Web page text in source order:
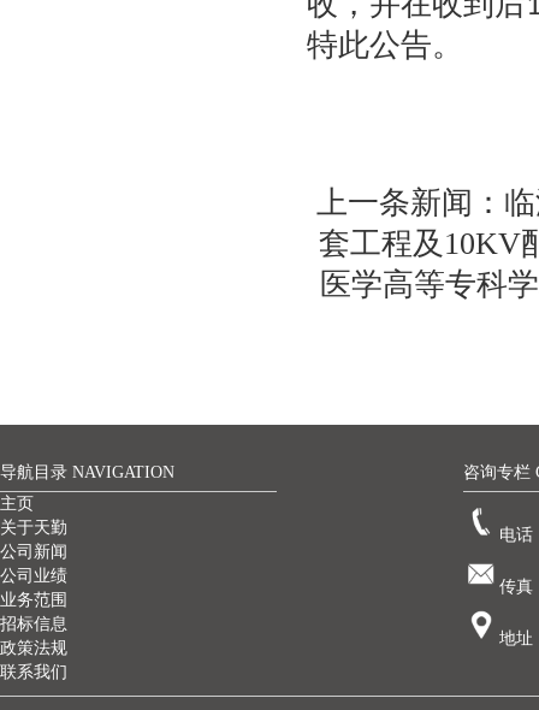
特此公告。
上一条新闻：
套工程及10KV
医学高等专科
导航目录 NAVIGATION
主页
关于天勤
公司新闻
公司业绩
业务范围
招标信息
政策法规
联系我们
咨询专栏
电话
传真
地址